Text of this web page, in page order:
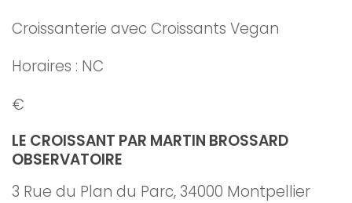
Croissanterie avec Croissants Vegan
Horaires : NC
€
LE CROISSANT PAR MARTIN BROSSARD
OBSERVATOIRE
3 Rue du Plan du Parc, 34000 Montpellier